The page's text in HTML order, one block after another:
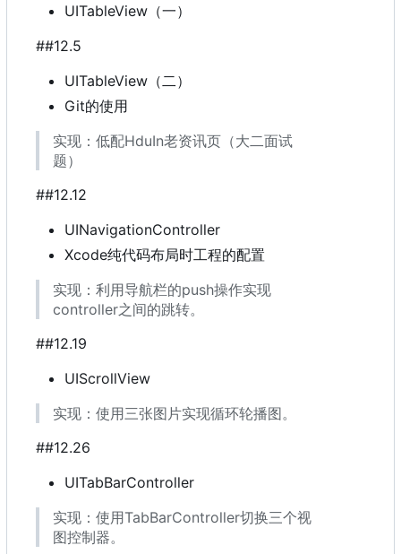
UITableView （一）
##12.5
UITableView （ 二 ）
Git的使用
实现 ： 低配HduIn老资讯页 （大二面试
题）
##12.12
UINavigationController
Xcode纯代码布局时工程的配置
实现 ： 利用导航栏的push操作实现
controller之间的跳转。
##12.19
UIScrollView
实现：使用三张图片实现循环轮播图。
##12.26
UITabBarController
实现 ： 使用TabBarController切换三个视
图控制器。